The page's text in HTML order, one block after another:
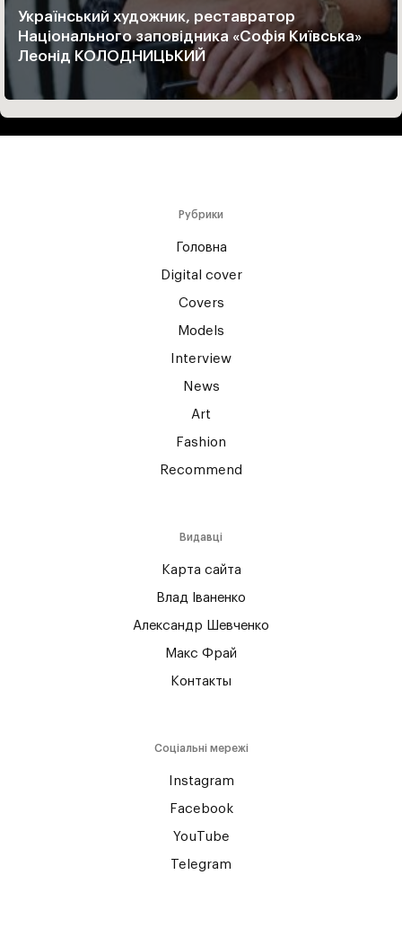
Український художник, реставратор
Національного заповідника «Софія Київська»
Леонід КОЛОДНИЦЬКИЙ
Рубрики
Головна
Digital cover
Covers
Models
Interview
News
Art
Fashion
Recommend
Видавці
Карта сайта
Влад Іваненко
Александр Шевченко
Макс Фрай
Контакты
Соціальні мережі
Instagram
Facebook
YouTube
Telegram